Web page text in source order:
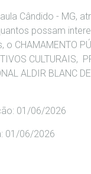
Cândido - MG,
possam
CHAMAMENTO
CULTURAIS,
ALDIR BLANC
01/06/2026
01/06/2026